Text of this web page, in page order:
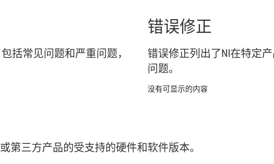
包括常见问题和严重问题，
错误修正
错误修正列出了NI在特定
问题。
没有可显示的内容
或第三方产品的受支持的硬件和软件版本。